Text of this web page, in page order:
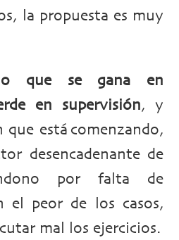
la propuesta es muy
lo que se gana en
en supervisión, y
que está comenzando,
desencadenante de
por falta de
el peor de los casos,
mal los ejercicios.